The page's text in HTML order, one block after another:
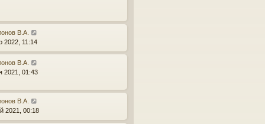
В.А.
2022, 11:14
В.А.
2021, 01:43
В.А.
2021, 00:18